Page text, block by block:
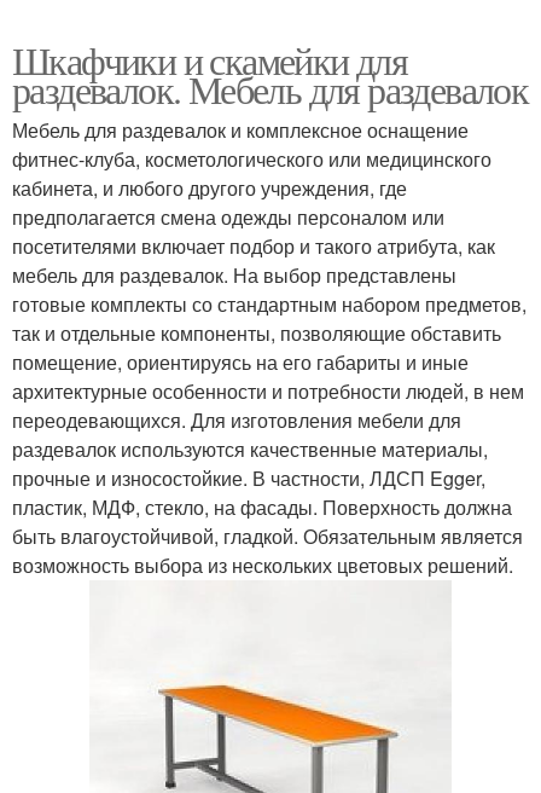
Шкафчики и скамейки для
раздевалок. Мебель для раздевалок
Мебель для раздевалок и комплексное оснащение
фитнес-клуба, косметологического или медицинского
кабинета, и любого другого учреждения, где
предполагается смена одежды персоналом или
посетителями включает подбор и такого атрибута, как
мебель для раздевалок. На выбор представлены
готовые комплекты со стандартным набором предметов,
так и отдельные компоненты, позволяющие обставить
помещение, ориентируясь на его габариты и иные
архитектурные особенности и потребности людей, в нем
переодевающихся. Для изготовления мебели для
раздевалок используются качественные материалы,
прочные и износостойкие. В частности, ЛДСП Egger,
пластик, МДФ, стекло, на фасады. Поверхность должна
быть влагоустойчивой, гладкой. Обязательным является
возможность выбора из нескольких цветовых решений.